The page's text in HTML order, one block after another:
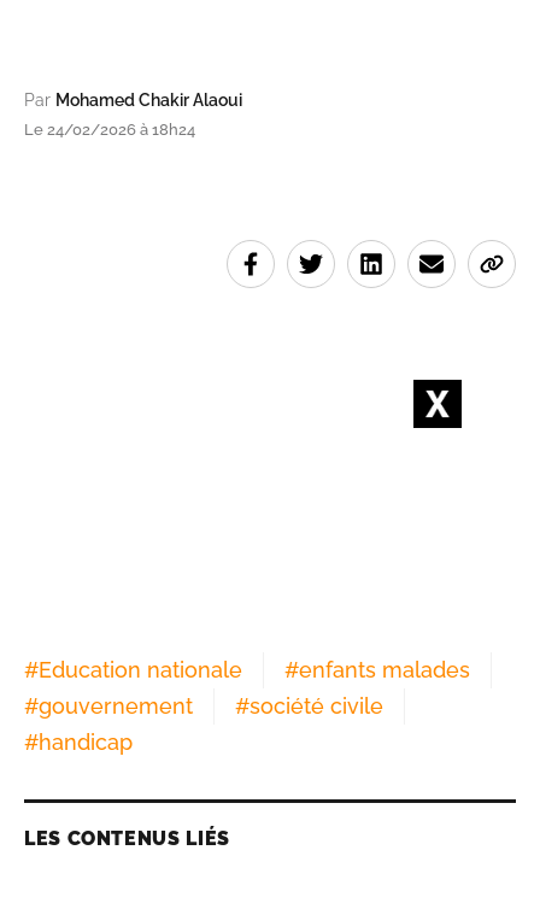
Par Mohamed Chakir Alaoui
Le 24/02/2026 à 18h24
#Education nationale #enfants malades
#gouvernement #société civile
#handicap
LES CONTENUS LIÉS